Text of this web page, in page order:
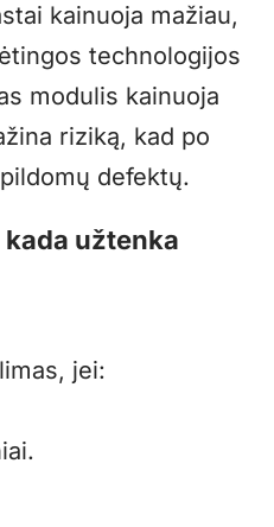
kainuoja mažiau,
technologijos
modulis kainuoja
riziką, kad po
defektų.
užtenka
jei: